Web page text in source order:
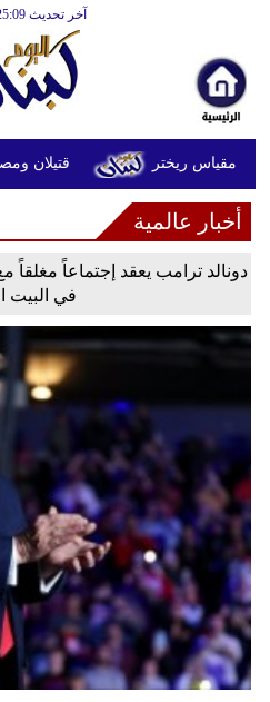
آخر تحديث GMT10:25:09
قتيلان ومصابون جراء 14 غارة إسرائيلية
أخبار عالمية
دونالد ترامب يعقد إجتماعاً مغلقاً
في البيت